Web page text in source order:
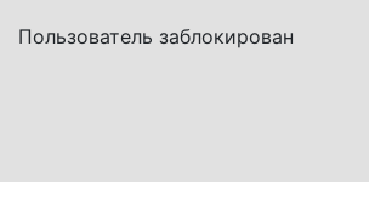
Пользователь заблокирован